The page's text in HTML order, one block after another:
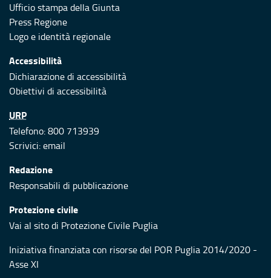
Ufficio stampa della Giunta
Press Regione
Logo e identità regionale
Accessibilità
Dichiarazione di accessibilità
Obiettivi di accessibilità
URP
Telefono: 800 713939
Scrivici:email
Redazione
Responsabili di pubblicazione
Protezione civile
Vai al sito di Protezione Civile Puglia
Iniziativa finanziata con risorse del POR Puglia 2014/2020 -
Asse XI